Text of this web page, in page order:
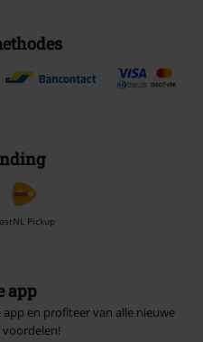
Pickup
app
en profiteer van alle nieuwe